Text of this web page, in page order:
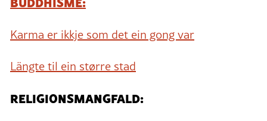
Karma er ikkje som det ein gong var
Längte til ein større stad
RELIGIONSMANGFALD: